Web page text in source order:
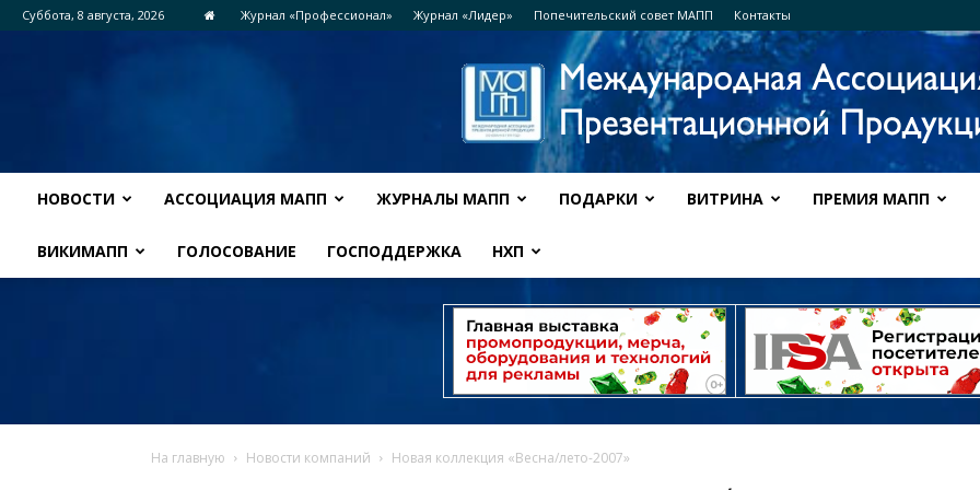
Суббота, 8 августа, 2026 Журнал «Профессионал» Журнал «Лидер» Попечительский совет МАПП Контакты
НОВОСТИ АССОЦИАЦИЯ МАПП ЖУРНАЛЫ МАПП ПОДАРКИ ВИТРИНА ПРЕМИЯ МАПП
ВИКИМАПП ГОЛОСОВАНИЕ ГОСПОДДЕРЖКА НХП
На главную Новости компаний Новая коллекция «Весна/лето-2007»